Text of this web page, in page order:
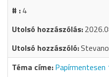
4
Papírmentesen